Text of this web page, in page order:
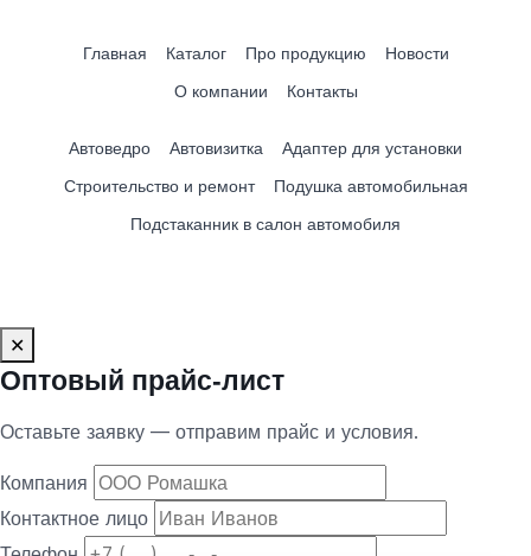
Главная Каталог Про продукцию
Новости
О компании
Контакты
Автоведро Автовизитка
Адаптер для установки
Строительство и ремонт
Подушка автомобильная
Подстаканник в салон автомобиля
✕
Оптовый прайс‑лист
Оставьте заявку — отправим прайс и условия.
Компания
Контактное лицо